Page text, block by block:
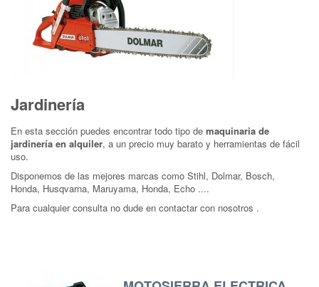
Jardinería
En esta sección puedes encontrar todo tipo de maquinaria de
jardinería en alquiler, a un precio muy barato y herramientas de fácil
uso.
Disponemos de las mejores marcas como Stihl, Dolmar, Bosch,
Honda, Husqvarna, Maruyama, Honda, Echo ....
Para cualquier consulta no dude en contactar con nosotros .